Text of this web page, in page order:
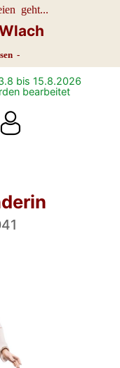
geht...
-
bis 15.8.2026
bearbeitet